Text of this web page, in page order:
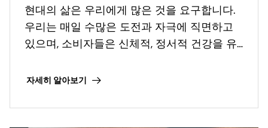
현대의 삶은 우리에게 많은 것을 요구합니다.
우리는 매일 수많은 도전과 자극에 직면하고
있으며, 소비자들은 신체적, 정서적 건강을 유
할을 하는지 점점 더 깨닫고 있습니다.
자세히 알아보기